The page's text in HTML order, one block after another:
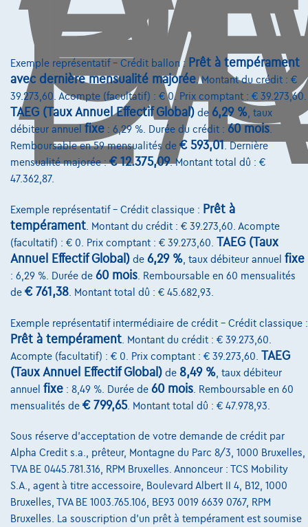
Dès €512,63
et une dernière mensualité de
€10.697,63
Découvrez l’exemple chiffré complet
5101 Erpent, Scandia Namur
Comparer
Voir le véhicule
Volvo XC40 T2 R-DESIGN | CARPLAY | KEY-LESS | CRUISE
95 kW ( 129 CV )
€26.990 1
Dès€517,91/moiset une dernière mensualité de
€7.265,41
Exemple représentatif – Crédit ballon : Prêt à tempérament
avec dernière mensualité majorée. Montant du crédit : €
39.273,60. Acompte (facultatif) : € 0. Prix comptant : € 39.273,60.
TAEG (Taux Annuel Effectif Global) de 6,29 % , taux
débiteur annuel fixe : 6,29 %. Durée du crédit : 60 mois
Remboursable en 59 mensualités de € 593,01 . Dernière
mensualité majorée :€ 12.375,09. Montant total dû : €
47.362,87.
Exemple représentatif – Crédit classique : Prêt à
tempérament . Montant du crédit : € 39.273,60. Acompte
(facultatif) : € 0. Prix comptant : € 39.273,60. TAEG (Taux
Annuel Effectif Global) de 6,29 % , taux débiteur annuel fixe
: 6,29 %. Durée de 60 mois . Remboursable en 60 mensualités
de € 761,38 . Montant total dû : € 45.682,93.
Exemple représentatif intermédiaire de crédit – Crédit classique :
Prêt à tempérament . Montant du crédit : € 39.273,60.
Acompte (facultatif) : € 0. Prix comptant : € 39.273,60. TAEG
(Taux Annuel Effectif Global) de 8,49 % , taux débiteur
annuel fixe : 8,49 %. Durée de 60 mois . Remboursable en 60
mensualités de € 799,65. Montant total dû : € 47.978,93.
Sous réserve d'acceptation de votre demande de crédit par
Alpha Credit s.a., prêteur, Montagne du Parc 8/3, 1000 Bruxelles,
TVA BE 0445.781.316, RPM Bruxelles. Annonceur : TCS Mobility
S.A., agent à titre accessoire, Boulevard Albert II 4, B12, 1000
Bruxelles, TVA BE 1003.765.106, BE93 0019 6639 0767, RPM
Bruxelles. La souscription d'un prêt à tempérament est soumise